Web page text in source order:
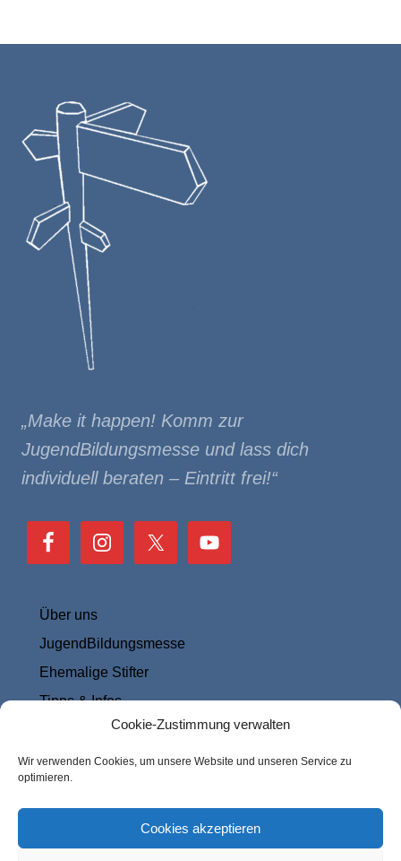
Cookie-Zustimmung verwalten
Wir verwenden Cookies, um unsere Website und unseren Service zu
optimieren.
Cookies akzeptieren
„Make it happen! Komm zur
JugendBildungsmesse und lass dich
individuell beraten – Eintritt frei!“
Über uns
JugendBil­dungs­messe
Ehemalige Stifter
Tipps & Infos
Datenschutz
Impressum & Kontakt